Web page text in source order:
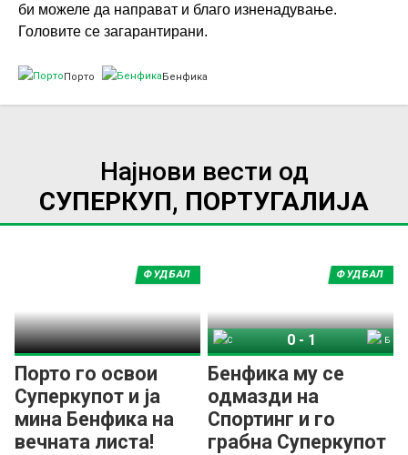
би можеле да направат и благо изненадување.
Головите се загарантирани.
Порто Бенфика
Најнови вести од
СУПЕРКУП, ПОРТУГАЛИЈА
Порто го освои
Суперкупот и ја
мина Бенфика на
вечната листа!
ФУДБАЛ
Бенфика му се
одмазди на
Спортинг и го
грабна Суперкупот
ФУДБАЛ
0 - 1